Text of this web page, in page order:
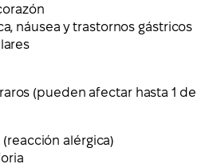
náusea y trastornos gástricos
(pueden afectar hasta 1 de
alérgica)